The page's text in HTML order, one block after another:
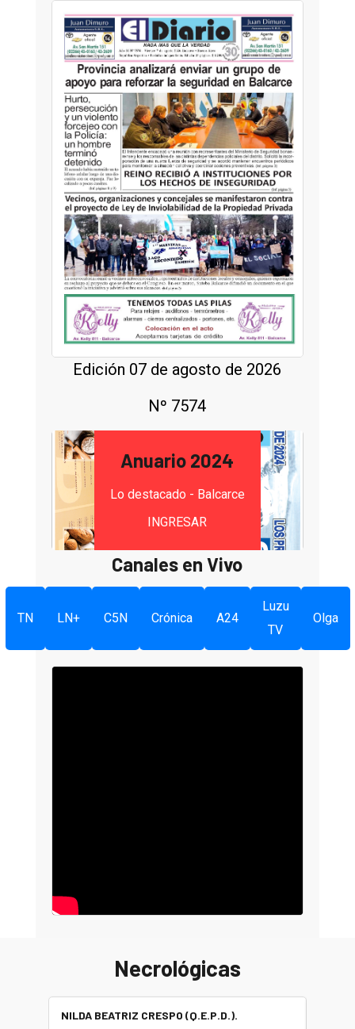
Edición 07 de agosto de 2026
Nº 7574
Anuario 2024
Lo destacado - Balcarce
INGRESAR
Canales en Vivo
TN LN+ C5N Crónica A24
Luzu
TV
Olga
Necrológicas
NILDA BEATRIZ CRESPO (Q.E.P.D.).